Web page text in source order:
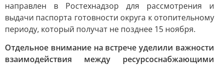
направлен в Ростехнадзор для рассмотрения и
выдачи паспорта готовности округа к отопительному
периоду, который получат не позднее 15 ноября.
Отдельное внимание на встрече уделили важности
взаимодействия между ресурсоснабжающими